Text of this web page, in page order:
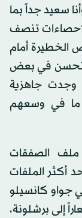
سعيد جداً بما
تنصف
الخطيرة أمام
التحسن في بعض
وجدت جاهزية
ما في وسعهم
ملف الصفقات
أكثر الملفات
جواو كانسيلو
إلى برشلونة،